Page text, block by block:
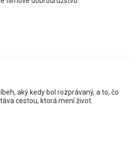
aký kedy bol rozprávaný, a to, čo
cestou, ktorá mení život.